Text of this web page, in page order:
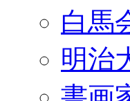
白馬
明治